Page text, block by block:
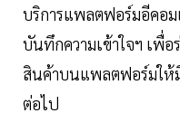
บริการแพลตฟอร์มอีคอม
บันทึกความเข้าใจฯ เพื่
สินค้าบนแพลตฟอร์มให้
ต่อไป